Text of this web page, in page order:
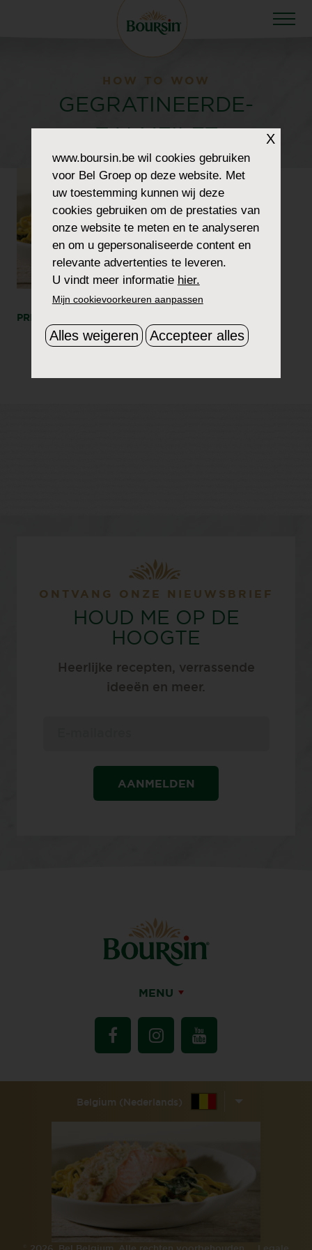
HOW TO WOW
GEGRATINEERDE-
PRINT
ONTVANG ONZE NIEUWSBRIEF
HOUD ME OP DE
HOOGTE
Heerlijke recepten, verrassende
ideeën en meer.
AANMELDEN
MENU
Belgium (Nederlands)
X
www.boursin.bewil cookies gebruiken
voor Bel Groep op deze website. Met
uw toestemming kunnen wij deze
cookies gebruiken om de prestaties van
onze website te meten en te analyseren
en om u gepersonaliseerde content en
relevante advertenties te leveren.
U vindt meer informatie hier.
Mijn cookievoorkeuren aanpassen
Alles weigeren Accepteer alles